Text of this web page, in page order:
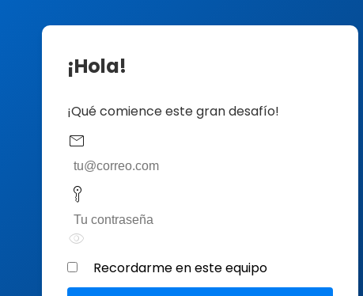
¡Hola!
¡Qué comience este gran desafío!
mail
key_vertical
visibility
Recordarme en este equipo